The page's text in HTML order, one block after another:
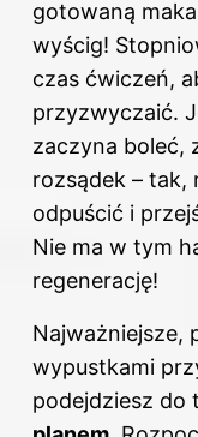
gotowaną
wyścig!
czas ćwiczeń,
przyzwyczaić.
zaczyna boleć,
rozsądek – tak,
odpuścić i
Nie ma w tym
regenerację!
Najważniejsze,
wypustkami
podejdziesz do